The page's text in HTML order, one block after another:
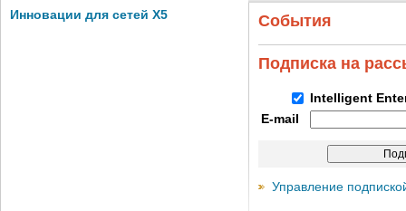
Инновации для сетей X5
События
Подписка на
Intelligent
E-mail
Управление